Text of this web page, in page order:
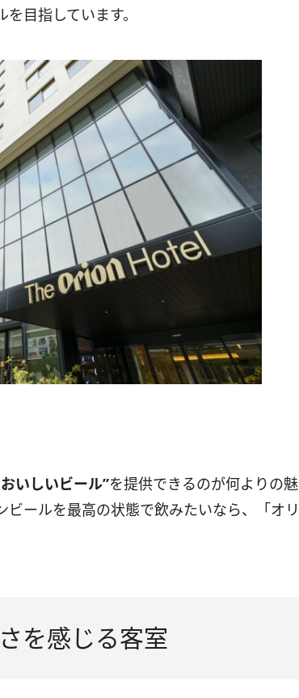
目指しています。
いしいビール”を提供できるのが何よりの魅
ールを最高の状態で飲みたいなら、「オリ
を感じる客室